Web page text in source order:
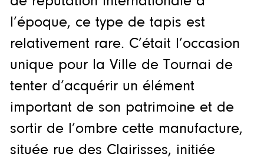
l’époque, ce type de tapis est
relativement rare. C’était l’occasion
unique pour la Ville de Tournai de
tenter d’acquérir un élément
important de son patrimoine et de
sortir de l’ombre cette manufacture,
située rue des Clairisses, initiée